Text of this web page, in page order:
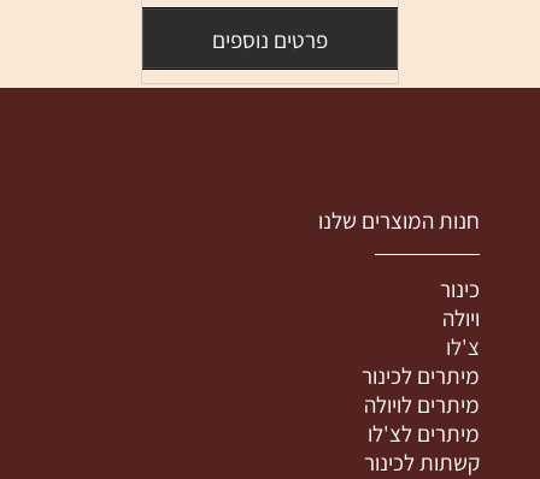
פרטים נוספים
חנות המוצרים שלנו
כינור
ויולה
צ'לו
מיתרים לכינור
מיתרים לויולה
מיתרים לצ'לו
קשתות לכינור